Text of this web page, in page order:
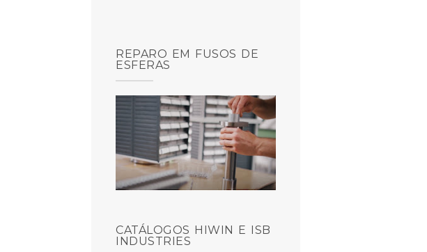
REPARO EM FUSOS DE
ESFERAS
CATÁLOGOS HIWIN E ISB
INDUSTRIES